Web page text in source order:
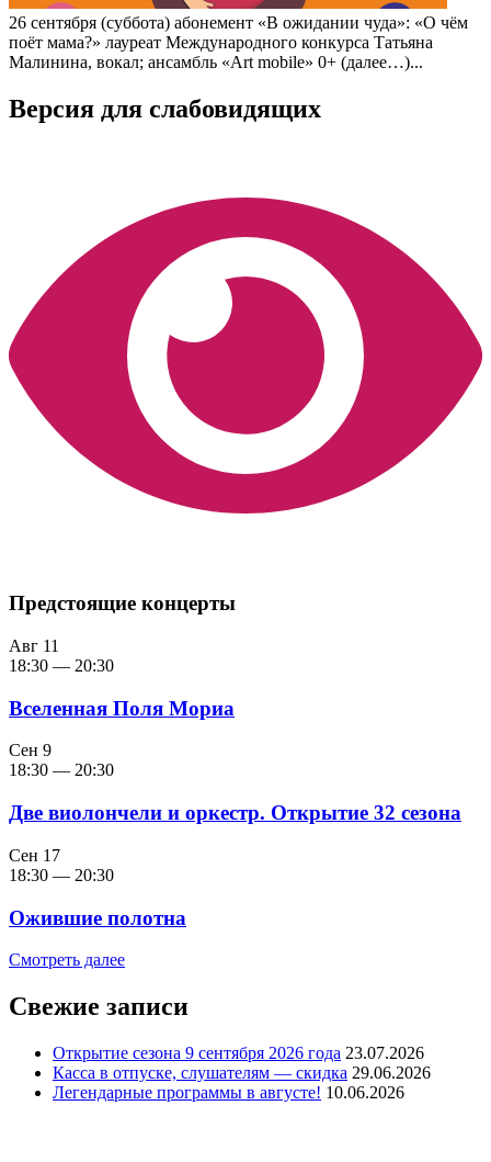
26 сентября (суббота) абонемент «В ожидании чуда»: «О чём
поёт мама?» лауреат Международного конкурса Татьяна
Малинина, вокал; ансамбль «Art mobile» 0+ (далее…)...
Версия для слабовидящих
Предстоящие концерты
Авг 11
18:30 — 20:30
Вселенная Поля Мориа
Сен 9
18:30 — 20:30
Две виолончели и оркестр. Открытие 32 сезона
Сен 17
18:30 — 20:30
Ожившие полотна
Смотреть далее
Свежие записи
Открытие сезона 9 сентября 2026 года 23.07.2026
Касса в отпуске, слушателям — скидка 29.06.2026
Легендарные программы в августе! 10.06.2026